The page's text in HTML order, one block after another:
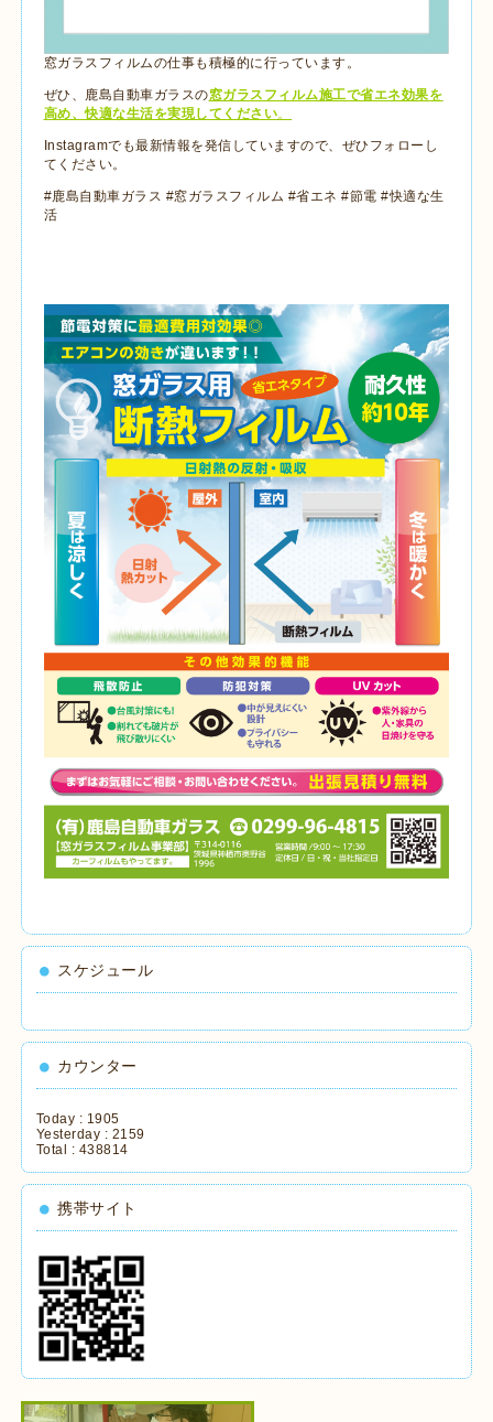
窓ガラスフィルムの仕事も積極的に行っています。
ぜひ、鹿島自動車ガラスの窓ガラスフィルム施工で省エネ効果を
高め、快適な生活を実現してください。
Instagramでも最新情報を発信していますので、ぜひフォローし
てください。
#鹿島自動車ガラス #窓ガラスフィルム #省エネ #節電 #快適な生
活
スケジュール
カウンター
Today : 1905
Yesterday : 2159
Total : 438814
携帯サイト